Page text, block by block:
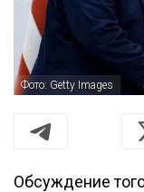
Фото: Getty Images
Обсуждение